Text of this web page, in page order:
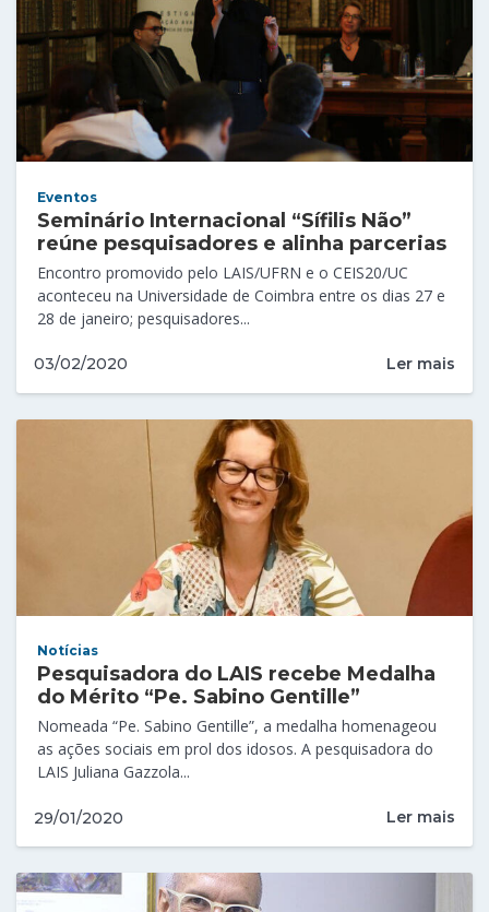
Eventos
Seminário Internacional “Sífilis Não”
reúne pesquisadores e alinha parcerias
Encontro promovido pelo LAIS/UFRN e o CEIS20/UC
aconteceu na Universidade de Coimbra entre os dias 27 e
28 de janeiro; pesquisadores...
03/02/2020 Ler mais
Notícias
Pesquisadora do LAIS recebe Medalha
do Mérito “Pe. Sabino Gentille”
Nomeada “Pe. Sabino Gentille”, a medalha homenageou
as ações sociais em prol dos idosos. A pesquisadora do
LAIS Juliana Gazzola...
29/01/2020 Ler mais